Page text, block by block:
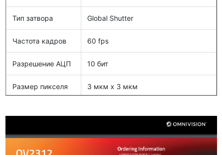
Тип затвора Global Shutter
Частота кадров 60 fps
Разрешение АЦП 10 бит
Размер пикселя 3 мкм х 3 мкм
60 дБ
1920(H)µm x 1080(V)µm